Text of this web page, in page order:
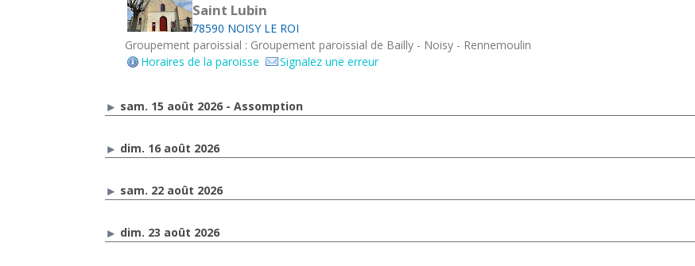
Saint Lubin
78590 NOISY LE ROI
Groupement paroissial : Groupement paroissial de Bailly - Noisy - Rennemoulin
Horaires de la paroisse
Signalez une erreur
sam. 15 août 2026 - Assomption
dim. 16 août 2026
sam. 22 août 2026
dim. 23 août 2026